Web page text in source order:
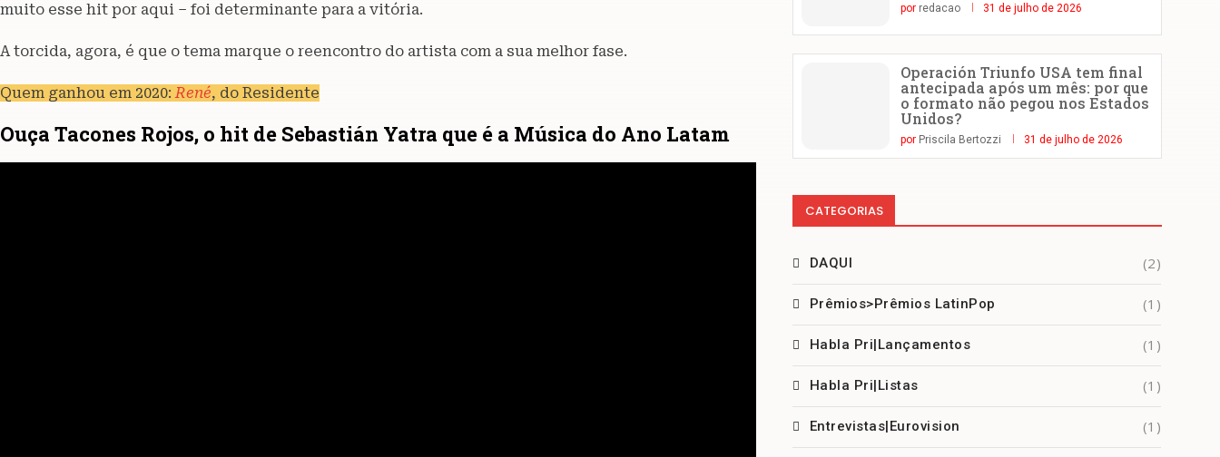
muito esse hit por aqui – foi determinante para a vitória.
A torcida, agora, é que o tema marque o reencontro do artista com a sua melhor fase.
Quem ganhou em 2020:René, do Residente
Ouça Tacones Rojos, o hit de Sebastián Yatra que é a Música do Ano Latam
por redacao 31 de julho de 2026
Operación Triunfo USA tem final
antecipada após um mês: por que
o formato não pegou nos Estados
Unidos?
por Priscila Bertozzi 31 de julho de 2026
CATEGORIAS
DAQUI (2)
Prêmios>Prêmios LatinPop (1)
Habla Pri|Lançamentos (1)
Habla Pri|Listas (1)
Entrevistas|Eurovision (1)